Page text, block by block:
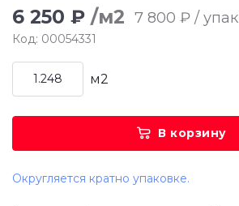
6 250 ₽ /м2 7 800 ₽ / упак
Код: 00054331
м2
В корзину
Округляется кратно упаковке.